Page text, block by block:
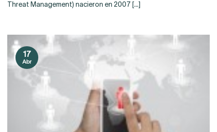
Threat Management) nacieron en 2007 [...]
17
Abr